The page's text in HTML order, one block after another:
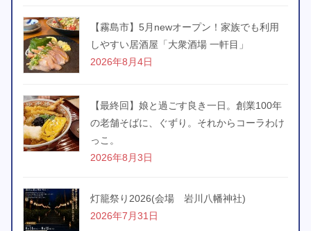
【霧島市】5月newオープン！家族でも利用
しやすい居酒屋「大衆酒場 一軒目」
2026年8月4日
【最終回】娘と過ごす良き一日。創業100年
の老舗そばに、ぐずり。それからコーラわけ
っこ。
2026年8月3日
灯籠祭り2026(会場 岩川八幡神社)
2026年7月31日